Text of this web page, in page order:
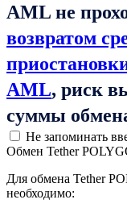
AML не
возвратом
AML, риск
суммы
Не запоминать
Обмен Tether
Для обмена Tether
необходимо: